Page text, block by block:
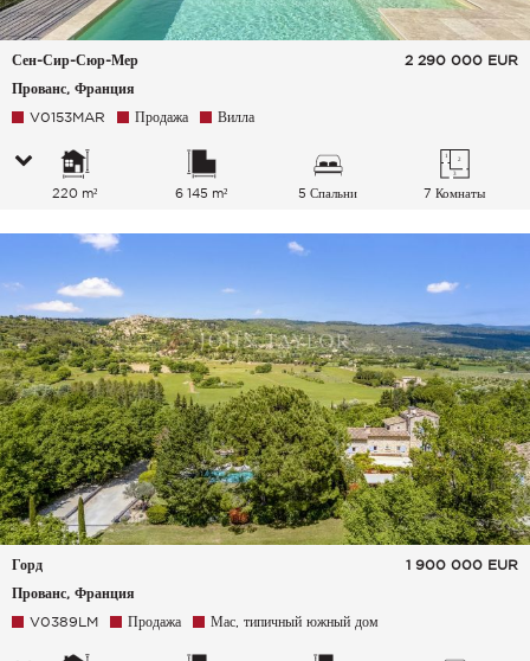
Сен-Сир-Сюр-Мер
Прованс, Франция
2 290 000 EUR
V0153MAR Продажа Вилла
220 m² 6 145 m² 5 Спальни 7 Комнаты
Горд
Прованс, Франция
1 900 000 EUR
V0389LM Продажа Мас, типичный южный дом